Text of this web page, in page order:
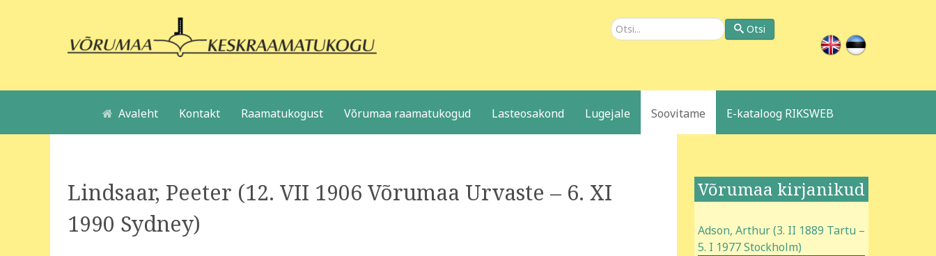
Otsi Otsi
Avaleht Kontakt Raamatukogust Võrumaa raamatukogud Lasteosakond Lugejale Soovitame E-kataloog RIKSWEB
Lindsaar, Peeter (12. VII 1906 Võrumaa Urvaste – 6. XI
1990 Sydney)
Võrumaa kirjanikud
Adson, Arthur (3. II 1889 Tartu –
5. I 1977 Stockholm)